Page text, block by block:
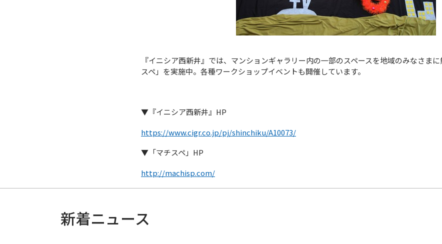
『イニシア西新井』では、マンションギャラリー内の一部のスペースを地域のみなさま
スペ」を実施中。各種ワークショップイベントも開催しています。
▼『イニシア西新井』HP
https://www.cigr.co.jp/pj/shinchiku/A10073/
▼「マチスペ」HP
http://machisp.com/
新着ニュース